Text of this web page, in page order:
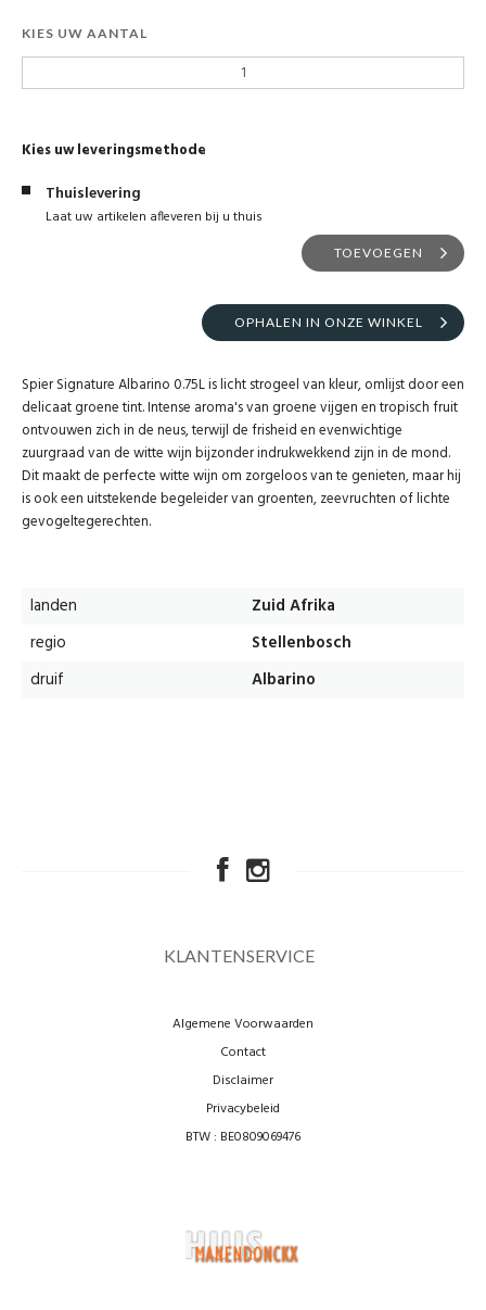
KIES UW AANTAL
Kies uw leveringsmethode
Thuislevering
Laat uw artikelen afleveren bij u thuis
TOEVOEGEN
OPHALEN IN ONZE WINKEL
Spier Signature Albarino 0.75L is licht strogeel van kleur, omlijst door een
delicaat groene tint. Intense aroma's van groene vijgen en tropisch fruit
ontvouwen zich in de neus, terwijl de frisheid en evenwichtige
zuurgraad van de witte wijn bijzonder indrukwekkend zijn in de mond.
Dit maakt de perfecte witte wijn om zorgeloos van te genieten, maar hij
is ook een uitstekende begeleider van groenten, zeevruchten of lichte
gevogeltegerechten.
landen
Zuid Afrika
regio
Stellenbosch
druif
Albarino
KLANTENSERVICE
Algemene Voorwaarden
Contact
Disclaimer
Privacybeleid
BTW : BE0809069476